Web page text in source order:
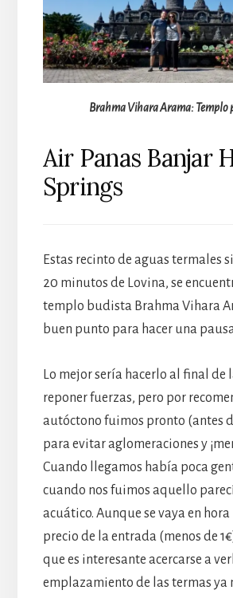
Brahma Vihara Arama: Templo
Air Panas Banjar
Springs
Estas recinto de aguas termales
20 minutos de Lovina, se
templo budista Brahma Vihara
buen punto para hacer una
Lo mejor sería hacerlo al final de
reponer fuerzas, pero por
autóctono fuimos pronto (antes
para evitar aglomeraciones y
Cuando llegamos había poca
cuando nos fuimos aquello
acuático. Aunque se vaya en hora
precio de la entrada (menos de
que es interesante acercarse a
emplazamiento de las termas ya